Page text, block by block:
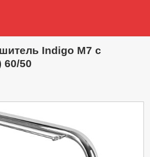
Indigo M7 с
60/50